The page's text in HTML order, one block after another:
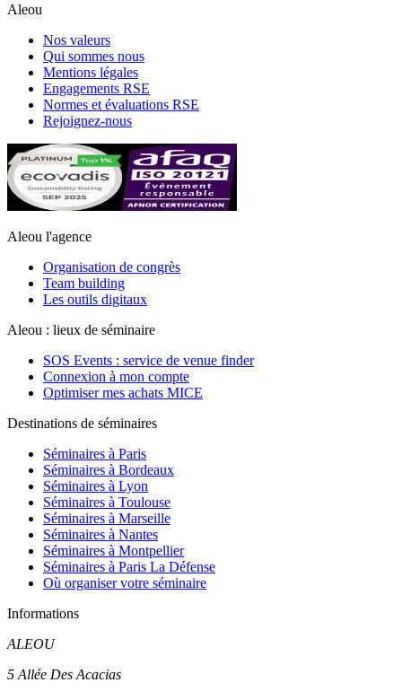
Aleou
Nos valeurs
Qui sommes nous
Mentions légales
Engagements RSE
Normes et évaluations RSE
Rejoignez-nous
Aleou l'agence
Organisation de congrès
Team building
Les outils digitaux
Aleou : lieux de séminaire
SOS Events : service de venue finder
Connexion à mon compte
Optimiser mes achats MICE
Destinations de séminaires
Séminaires à Paris
Séminaires à Bordeaux
Séminaires à Lyon
Séminaires à Toulouse
Séminaires à Marseille
Séminaires à Nantes
Séminaires à Montpellier
Séminaires à Paris La Défense
Où organiser votre séminaire
Informations
ALEOU
5 Allée Des Acacias